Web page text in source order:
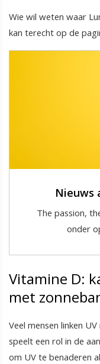
Wie wil weten waar
kan terecht op de
Nieuws
The passion,
onder
Vitamine D:
met
Veel mensen linken
speelt een rol in de
om UV te benaderen